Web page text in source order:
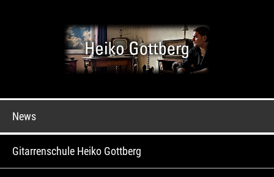
News
Gitarrenschule Heiko Gottberg